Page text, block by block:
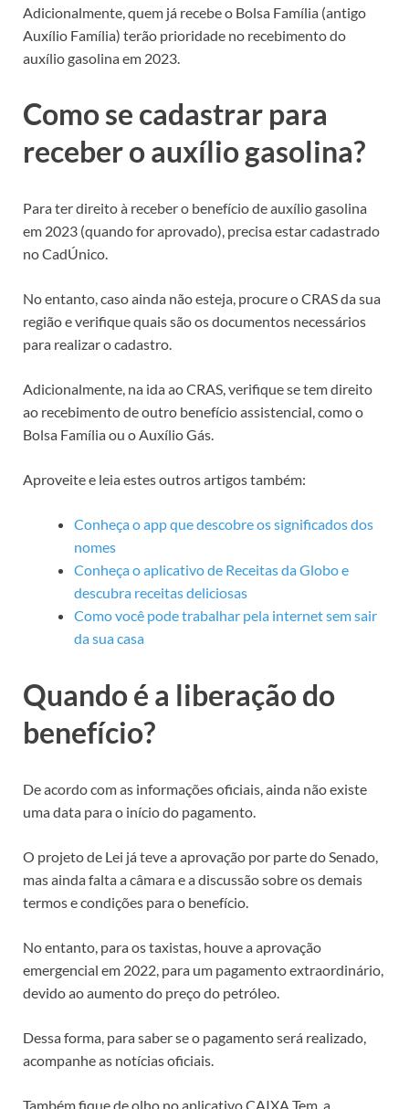
Adicionalmente, quem já recebe o Bolsa Família (antigo
Auxílio Família) terão prioridade no recebimento do
auxílio gasolina em 2023.
Como se cadastrar para
receber o auxílio gasolina?
Para ter direito à receber o benefício de auxílio gasolina
em 2023 (quando for aprovado), precisa estar cadastrado
no CadÚnico.
No entanto, caso ainda não esteja, procure o CRAS da sua
região e verifique quais são os documentos necessários
para realizar o cadastro.
Adicionalmente, na ida ao CRAS, verifique se tem direito
ao recebimento de outro benefício assistencial, como o
Bolsa Família ou o Auxílio Gás.
Aproveite e leia estes outros artigos também:
Conheça o app que descobre os significados dos
nomes
Conheça o aplicativo de Receitas da Globo e
descubra receitas deliciosas
Como você pode trabalhar pela internet sem sair
da sua casa
Quando é a liberação do
benefício?
De acordo com as informações oficiais, ainda não existe
uma data para o início do pagamento.
O projeto de Lei já teve a aprovação por parte do Senado,
mas ainda falta a câmara e a discussão sobre os demais
termos e condições para o benefício.
No entanto, para os taxistas, houve a aprovação
emergencial em 2022, para um pagamento extraordinário,
devido ao aumento do preço do petróleo.
Dessa forma, para saber se o pagamento será realizado,
acompanhe as notícias oficiais.
Também fique de olho no aplicativo CAIXA Tem, a